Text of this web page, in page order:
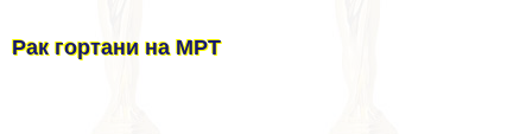
Рак гортани на МРТ